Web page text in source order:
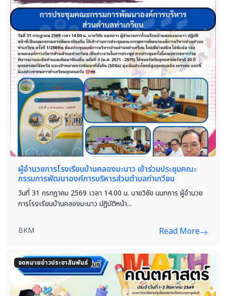
ผู้อำนวยการโรงเรียนบ้านคลองมะนาว เข้าร่วมประชุมคณะ
กรรมการพัฒนาองค์การบริหารส่วนตำบลท่าเกวียน
วันที่ 31 กรกฎาคม 2569 เวลา 14.00 น. นายวิชัย นนทการ ผู้อำนวย
การโรงเรียนบ้านคลองมะนาว ปฏิบัติหน้า...
BKM Read More
จดหมายข่าวประชาสัมพันธ์